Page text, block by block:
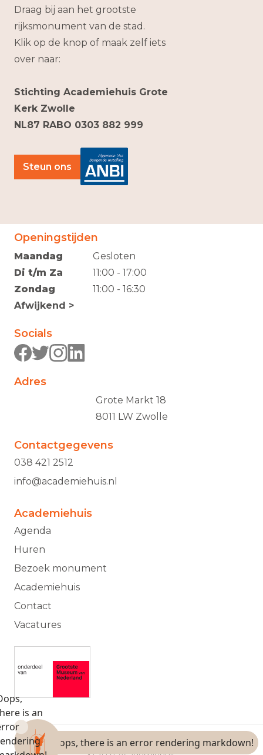
Openingstijden
Maandag
Di t/m Za
Zondag
Afwijkend >
Gesloten
11:00 - 17:00
11:00 - 16:30
Socials
Adres
Grote Markt 18
8011 LW Zwolle
Contactgegevens
038 421 2512
info@academiehuis.nl
Academiehuis
Agenda
Huren
Bezoek monument
Academiehuis
Contact
Vacatures
Draag bij aan het grootste
rijksmonument van de stad.
Klik op de knop of maak zelf iets
over naar:
Stichting Academiehuis Grote
Kerk Zwolle
NL87 RABO 0303 882 999
Steun ons